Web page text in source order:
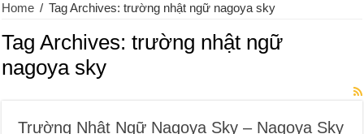
Home / Tag Archives: trường nhật ngữ nagoya sky
Tag Archives:trường nhật ngữ
nagoya sky
Trường Nhật Ngữ Nagoya Sky – Nagoya Sky